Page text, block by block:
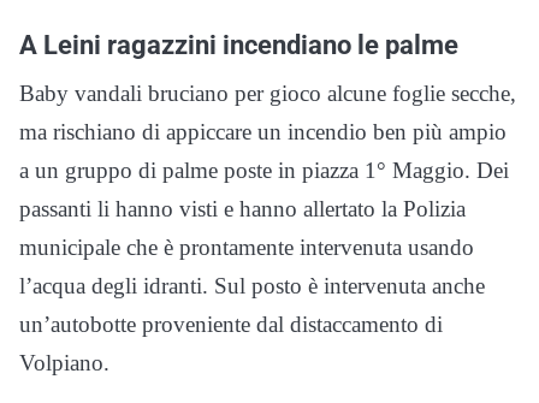
A Leini ragazzini incendiano le palme
Baby vandali bruciano per gioco alcune foglie secche,
ma rischiano di appiccare un incendio ben più ampio
a un gruppo di palme poste in piazza 1° Maggio. Dei
passanti li hanno visti e hanno allertato la Polizia
municipale che è prontamente intervenuta usando
l’acqua degli idranti. Sul posto è intervenuta anche
un’autobotte proveniente dal distaccamento di
Volpiano.